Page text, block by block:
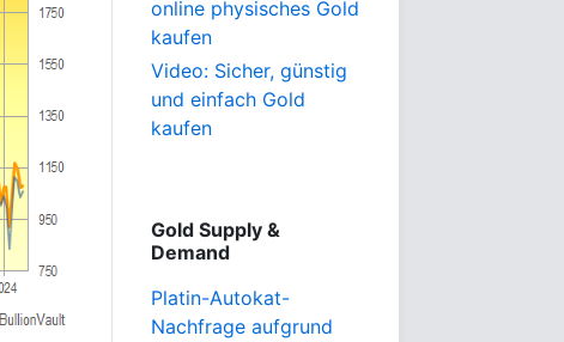
online physisches Gold
kaufen
Video: Sicher, günstig
und einfach Gold
kaufen
Gold Supply &
Demand
Platin-Autokat-
Nachfrage aufgrund